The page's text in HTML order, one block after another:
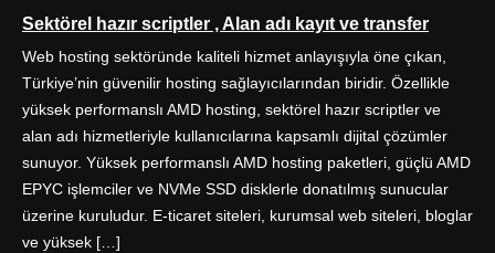
Sektörel hazır scriptler , Alan adı kayıt ve transfer
Web hosting sektöründe kaliteli hizmet anlayışıyla öne çıkan,
Türkiye’nin güvenilir hosting sağlayıcılarından biridir. Özellikle
yüksek performanslı AMD hosting, sektörel hazır scriptler ve
alan adı hizmetleriyle kullanıcılarına kapsamlı dijital çözümler
sunuyor. Yüksek performanslı AMD hosting paketleri, güçlü AMD
EPYC işlemciler ve NVMe SSD disklerle donatılmış sunucular
üzerine kuruludur. E-ticaret siteleri, kurumsal web siteleri, bloglar
ve yüksek […]